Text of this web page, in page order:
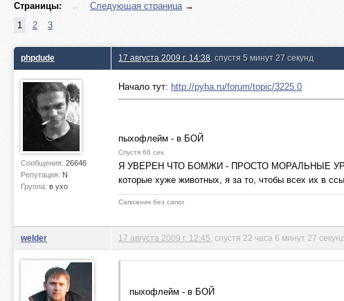
Страницы: ← Следующая страница→
1
2 3
phpdude
Сообщения: 26646
Репутация: N
Группа: в ухо
17 августа 2009 г. 14:38 , спустя 5 минут 27 секунд
Начало тут: http://pyha.ru/forum/topic/3225.0
пыхофлейм - в БОЙ
Спустя 66 сек.
Я УВЕРЕН ЧТО БОМЖИ - ПРОСТО МОРАЛЬНЫЕ
которые хуже животных, я за то, чтобы всех их в
Сапожник без сапог
welder 17 августа 2009 г. 12:45 , спустя 22 часа 6 минут 27 секунд
пыхофлейм - в БОЙ